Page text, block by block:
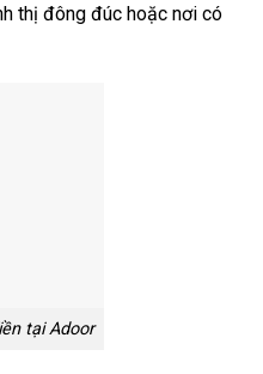
thị đông đúc hoặc nơi có
tại Adoor